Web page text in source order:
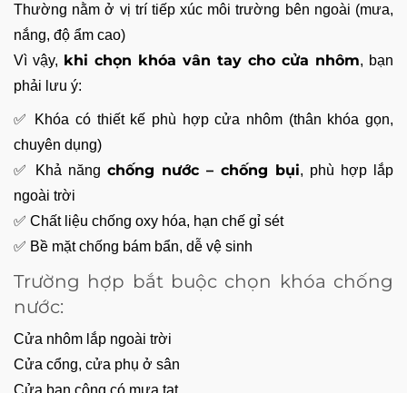
Thường nằm ở vị trí tiếp xúc môi trường bên ngoài (mưa,
nắng, độ ẩm cao)
Vì vậy, khi chọn khóa vân tay cho cửa nhôm, bạn
phải lưu ý:
✅ Khóa có thiết kế phù hợp cửa nhôm (thân khóa gọn,
chuyên dụng)
✅ Khả năng chống nước – chống bụi, phù hợp lắp
ngoài trời
✅ Chất liệu chống oxy hóa, hạn chế gỉ sét
✅ Bề mặt chống bám bẩn, dễ vệ sinh
Trường hợp bắt buộc chọn khóa chống
nước:
Cửa nhôm lắp ngoài trời
Cửa cổng, cửa phụ ở sân
Cửa ban công có mưa tạt